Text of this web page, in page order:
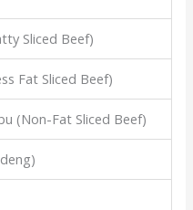
Sliced Beef)
Fat Sliced Beef)
(Non-Fat Sliced Beef)